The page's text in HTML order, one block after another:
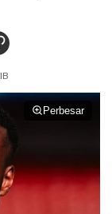
Perbesar